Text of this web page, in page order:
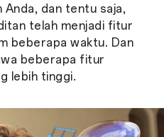
Anda, dan tentu saja,
telah menjadi fitur
beberapa waktu. Dan
beberapa fitur
lebih tinggi.